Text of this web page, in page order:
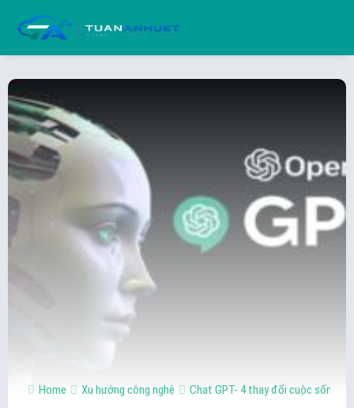
Home Xu hướng công nghệ
Chat GPT- 4 thay đổi cuộc sống